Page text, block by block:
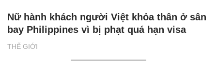
THẾ GIỚI
Nữ hành khách người Việt khỏa thân ở sân
bay Philippines vì bị phạt quá hạn visa